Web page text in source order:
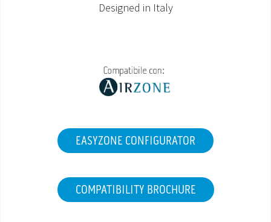
Designed in Italy
EASYZONE CONFIGURATOR
COMPATIBILITY BROCHURE